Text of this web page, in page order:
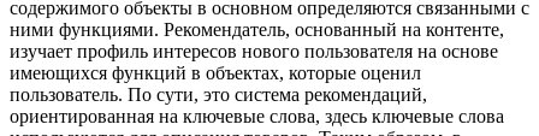
содержимого объекты в основном определяются связанными с
ними функциями. Рекомендатель, основанный на контенте,
изучает профиль интересов нового пользователя на основе
имеющихся функций в объектах, которые оценил
пользователь. По сути, это система рекомендаций,
ориентированная на ключевые слова, здесь ключевые слова